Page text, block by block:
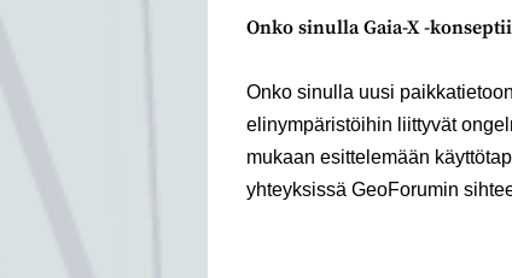
Onko sinulla Gaia-X -
Onko sinulla uusi
elinympäristöihin liittyvät
mukaan esittelemään
yhteyksissä GeoForumin